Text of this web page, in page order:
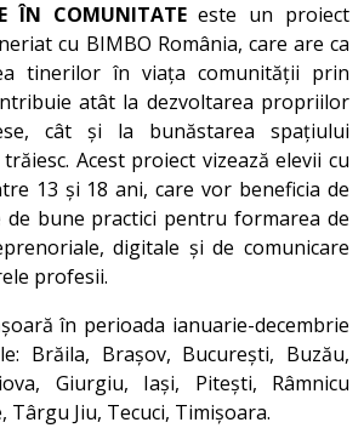
ÎN COMUNITATEeste un proiect
cu BIMBO România, care are ca
tinerilor în viața comunității prin
atât la dezvoltarea propriilor
cât și la bunăstarea spațiului
Acest proiect vizează elevii cu
13 și 18 ani, care vor beneficia de
de bune practici pentru formarea de
digitale și de comunicare
profesii.
în perioada ianuarie-decembrie
Brăila, Brașov, București, Buzău,
Giurgiu, Iași, Pitești, Râmnicu
Târgu Jiu, Tecuci, Timișoara.